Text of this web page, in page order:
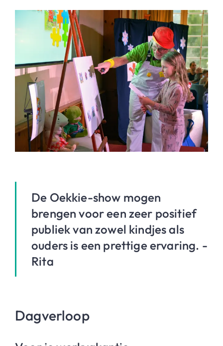
De Oekkie-show mogen
brengen voor een zeer positief
publiek van zowel kindjes als
ouders is een prettige ervaring. -
Rita
Dagverloop